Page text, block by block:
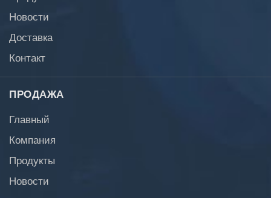
Новости
Доставка
Контакт
ПРОДАЖА
Главный
Компания
Продукты
Новости